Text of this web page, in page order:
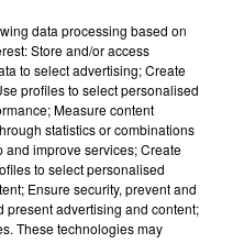
data processing based on
Store and/or access
to select advertising; Create
profiles to select personalised
Measure content
statistics or combinations
and improve services; Create
to select personalised
Ensure security, prevent and
present advertising and content;
These technologies may